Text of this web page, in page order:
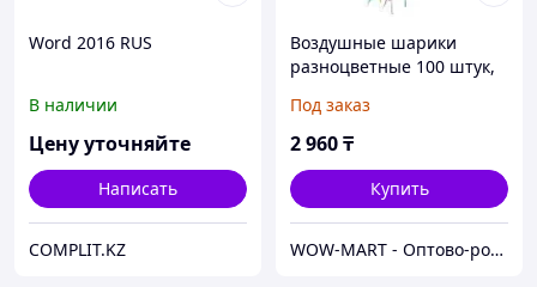
Word 2016 RUS
В наличии
Цену уточняйте
Написать
COMPLIT.KZ
Воздушные шарики
разноцветные 100 штук,
Под заказ
2 960₸
Купить
WOW-MART - Оптово-розничный Склад - товары на заказ до двери